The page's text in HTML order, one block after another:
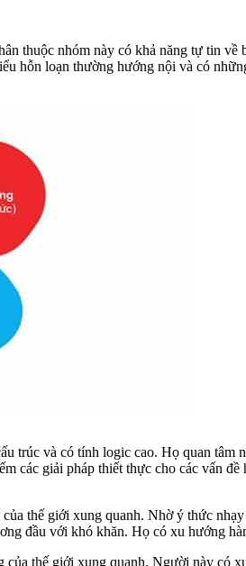
thuộc nhóm này có khả năng tự tin
hỗn loạn thường hướng nội và có
trúc và có tính logic cao. Họ quan
các giải pháp thiết thực cho các vấn
thế giới xung quanh. Nhờ ý thức
đầu với khó khăn. Họ có xu hướng
thế giới xung quanh. Người này